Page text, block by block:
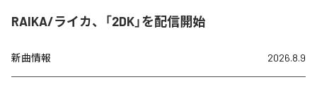
RAIKA/ライカ、「2DK」を配信開始
新曲情報 2026.8.9